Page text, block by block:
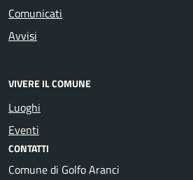
Comunicati
Avvisi
VIVERE IL COMUNE
Luoghi
Eventi
CONTATTI
Comune di Golfo Aranci